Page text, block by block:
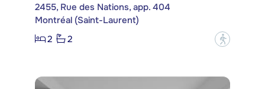
2455, Rue des Nations, app. 404
Montréal (Saint-Laurent)
2
2 ?